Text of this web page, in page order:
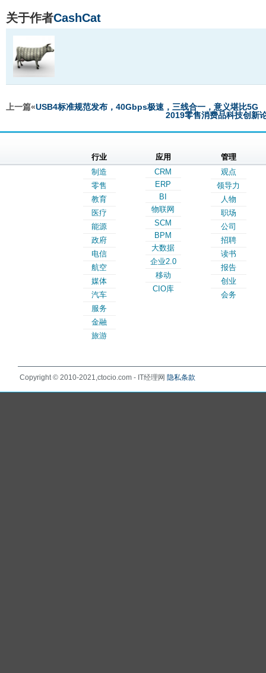
关于作者CashCat
上一篇«USB4标准规范发布，40Gbps极速，三线合一，意义堪比5G
2019零售消费品科技创新
行业
制造
零售
教育
医疗
能源
政府
电信
航空
媒体
汽车
服务
金融
旅游
应用
CRM
ERP
BI
物联网
SCM
BPM
大数据
企业2.0
移动
CIO库
管理
观点
领导力
人物
职场
公司
招聘
读书
报告
创业
会务
Copyright © 2010-2021,ctocio.com - IT经理网 隐私条款